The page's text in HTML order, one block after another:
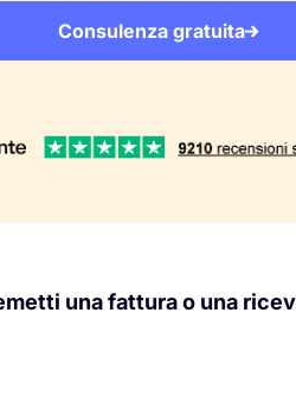
Consulenza gratuita
una fattura o una